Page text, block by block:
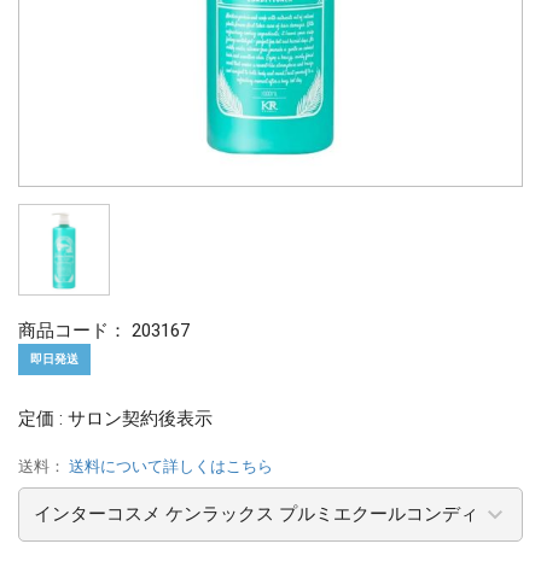
商品コード： 203167
即日発送
定価 : サロン契約後表示
送料： 送料について詳しくはこちら